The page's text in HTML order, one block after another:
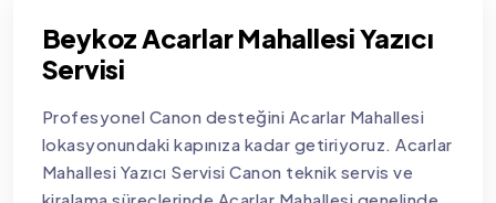
Beykoz Acarlar Mahallesi Yazıcı
Servisi
Profesyonel Canon desteğini Acarlar Mahallesi
lokasyonundaki kapınıza kadar getiriyoruz. Acarlar
Mahallesi Yazıcı Servisi Canon teknik servis ve